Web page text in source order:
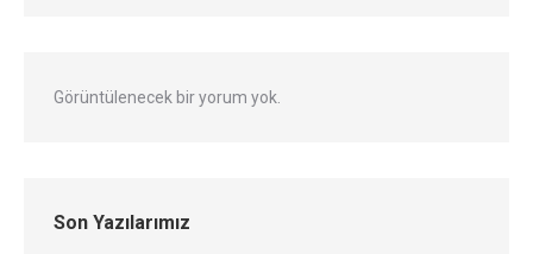
Görüntülenecek bir yorum yok.
Son Yazılarımız